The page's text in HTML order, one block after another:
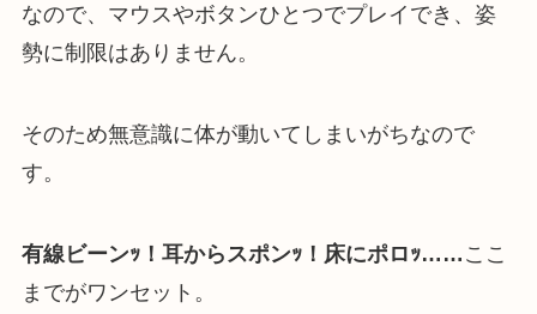
なので、マウスやボタンひとつでプレイでき、姿
勢に制限はありません。
そのため無意識に体が動いてしまいがちなので
す。
有線ビーンｯ！耳からスポンｯ！床にポロｯ…… ここ
までがワンセット。